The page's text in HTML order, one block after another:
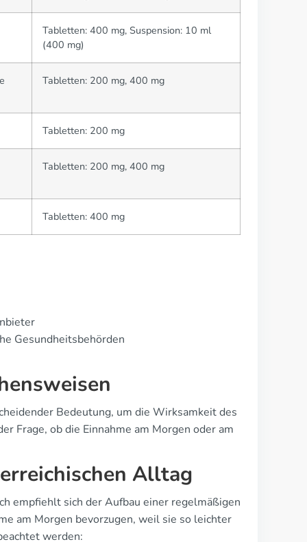
Tabletten: 400 mg, Suspension: 10 ml
(400 mg)
Tabletten: 200 mg, 400 mg
Tabletten: 200 mg
Tabletten: 200 mg, 400 mg
Tabletten: 400 mg
Gesundheitsbehörden
Bedeutung, um die Wirksamkeit des
Frage, ob die Einnahme am Morgen oder am
Alltag
empfiehlt sich der Aufbau einer regelmäßigen
am Morgen bevorzugen, weil sie so leichter
werden: